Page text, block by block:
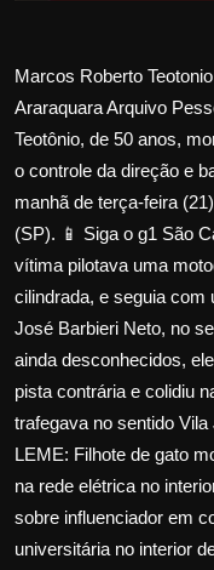
Esportes
Fama e TV
FALE CONOSCO
Marcos Roberto
Araraquara Arquivo
Teotônio, de 50 anos,
o controle da direção e
manhã de terça-feira
(SP). 📱 Siga o g1 São
vítima pilotava uma
cilindrada, e seguia com
José Barbieri Neto, no
ainda desconhecidos,
pista contrária e colidiu
trafegava no sentido
LEME: Filhote de gato
na rede elétrica no
sobre influenciador em
universitária no interior